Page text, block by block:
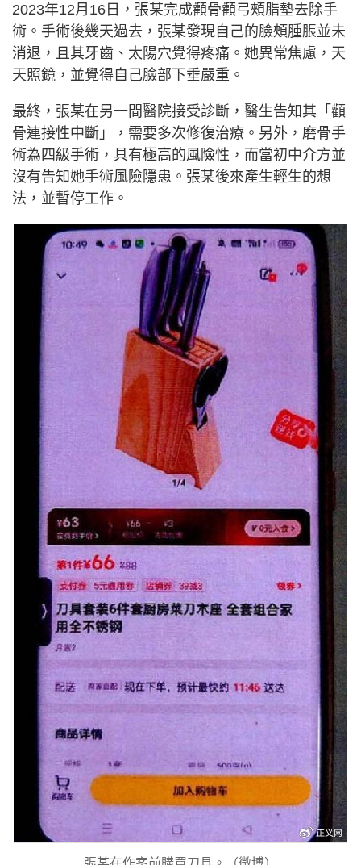
2023年12月16日，張某完成顴骨顴弓頰脂墊去除手
術。手術後幾天過去，張某發現自己的臉頰腫脹並未
消退，且其牙齒、太陽穴覺得疼痛。她異常焦慮，天
天照鏡，並覺得自己臉部下垂嚴重。
最終，張某在另一間醫院接受診斷，醫生告知其「顴
骨連接性中斷」，需要多次修復治療。另外，磨骨手
術為四級手術，具有極高的風險性，而當初中介方並
沒有告知她手術風險隱患。張某後來產生輕生的想
法，並暫停工作。